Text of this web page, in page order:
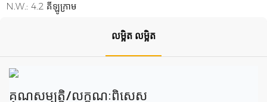
N.W.: 4.2 គីឡូក្រាម
លម្អិត លម្អិត
គុណសម្បត្តិ/លក្ខណៈពិសេស